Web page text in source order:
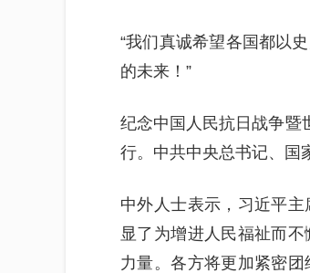
“我们真诚希望各国都以
的未来！”
纪念中国人民抗日战争暨
行。中共中央总书记、国
中外人士表示，习近平
显了为增进人民福祉而
力量。各方将更加紧密